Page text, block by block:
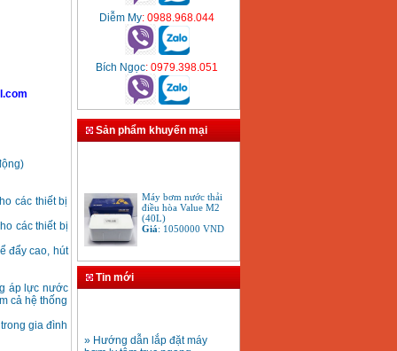
các thiết bị
các thiết bị
đẩy cao, hút
áp lực nước
cả hệ thống
gia đình
Diễm My: 0988.968.044
Bích Ngọc: 0979.398.051
Sản phẩm khuyến mại
điều hòa Value M2
(40L)
Giá:1050000
Máy bơm đẩy cao
Máy bơm dầu Nocchi
PGA 60-40M
Tin mới
» Hướng dẫn lắp đặt máy
bơm ly tâm trục ngang